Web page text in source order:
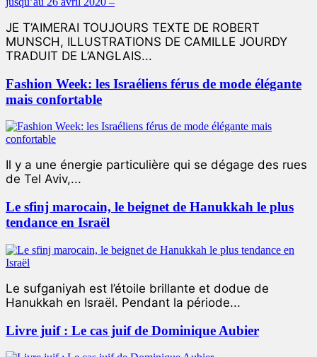
JE T’AIMERAI TOUJOURS TEXTE DE ROBERT
MUNSCH, ILLUSTRATIONS DE CAMILLE JOURDY
TRADUIT DE L’ANGLAIS...
Fashion Week: les Israéliens férus de mode élégante
mais confortable
Il y a une énergie particulière qui se dégage des rues
de Tel Aviv,...
Le sfinj marocain, le beignet de Hanukkah le plus
tendance en Israël
Le sufganiyah est l’étoile brillante et dodue de
Hanukkah en Israël. Pendant la période...
Livre juif : Le cas juif de Dominique Aubier